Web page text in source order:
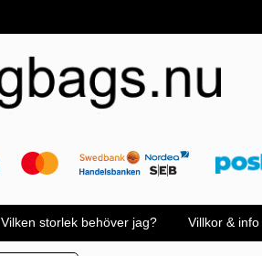
Vilken storlek behöver jag? Villkor & info